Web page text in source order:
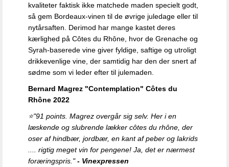
kvaliteter faktisk ikke matchede maden specielt godt,
så gem Bordeaux-vinen til de øvrige juledage eller til
nytårsaften. Derimod har mange kastet deres
kærlighed på Côtes du Rhône, hvor de Grenache og
Syrah-baserede vine giver fyldige, saftige og utroligt
drikkevenlige vine, der samtidig har den der snert af
sødme som vi leder efter til julemaden.
Bernard Magrez "Contemplation" Côtes du
Rhône 2022
⭐"91 points. Magrez overgår sig selv. Her i en
læskende og slubrende lækker côtes du rhône, der
oser af hindbær, jordbær, en kant af peber og lakrids
.... rigtig meget vin for pengene! Ja, det er nærmest
foræringspris."- Vinexpressen